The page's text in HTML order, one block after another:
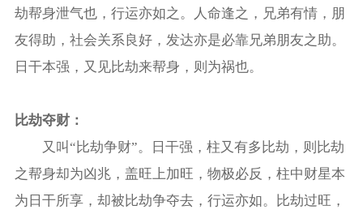
劫帮身泄气也，行运亦如之。人命逢之，兄弟有情，朋
友得助，社会关系良好，发达亦是必靠兄弟朋友之助。
日干本强，又见比劫来帮身，则为祸也。
比劫夺财：
又叫“比劫争财”。日干强，柱又有多比劫，则比劫
之帮身却为凶兆，盖旺上加旺，物极必反，柱中财星本
为日干所享，却被比劫争夺去，行运亦如。比劫过旺，